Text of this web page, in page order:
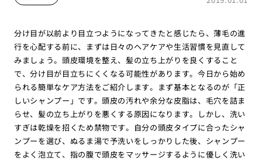
分け目が以前より目立つようになってきたと感じたら、薄毛の進
行を心配する前に、まずは日々のヘアケアや生活習慣を見直して
みましょう。頭皮環境を整え、髪の立ち上がりを良くすること
で、分け目が目立ちにくくなる可能性があります。今日から始め
られる簡単なケア方法をご紹介します。まず基本となるのが「正
しいシャンプー」です。頭皮の汚れや余分な皮脂は、毛穴を詰ま
らせ、髪の立ち上がりを悪くする原因になります。しかし、洗い
すぎは乾燥を招くため禁物です。自分の頭皮タイプに合ったシャ
ンプーを選び、ぬるま湯で予洗いをしっかりした後、シャンプー
をよく泡立て、指の腹で頭皮をマッサージするように優しく洗い